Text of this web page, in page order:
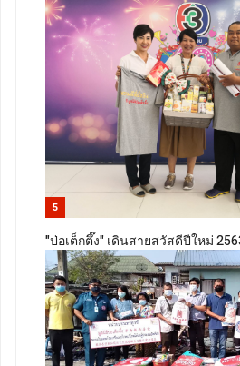
5
"ป่อเต็กตึ๊ง" เดินสายสวัสดีปีใหม่